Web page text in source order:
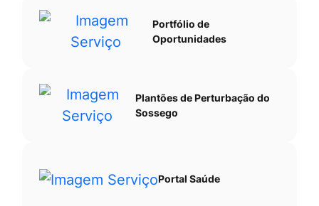
Portfólio de
Oportunidades
Plantões de Perturbação do
Sossego
Portal Saúde